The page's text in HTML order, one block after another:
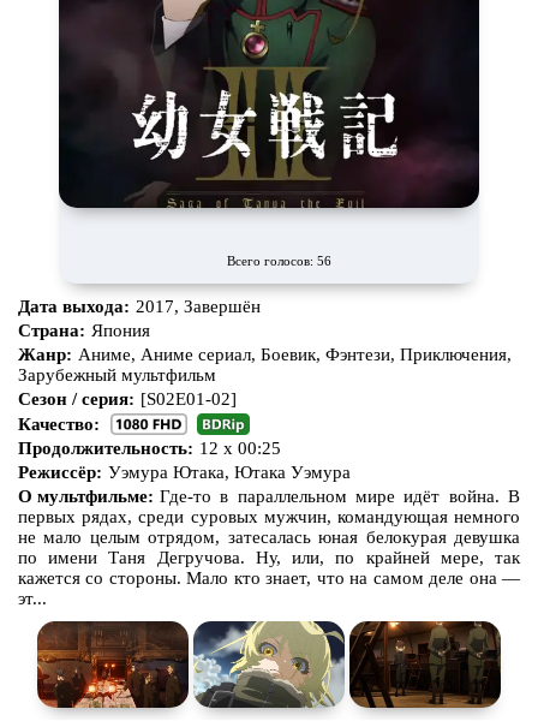
Всего голосов: 56
Дата выхода: 2017, Завершён
Страна: Япония
Жанр: Аниме, Аниме сериал, Боевик, Фэнтези, Приключения,
Зарубежный мультфильм
Сезон / серия: [S02E01-02]
Качество:
Продолжительность: 12 x 00:25
Режиссёр: Уэмура Ютака, Ютака Уэмура
О мультфильме: Где-то в параллельном мире идёт война. В
первых рядах, среди суровых мужчин, командующая немного
не мало целым отрядом, затесалась юная белокурая девушка
по имени Таня Дегручова. Ну, или, по крайней мере, так
кажется со стороны. Мало кто знает, что на самом деле она —
эт...